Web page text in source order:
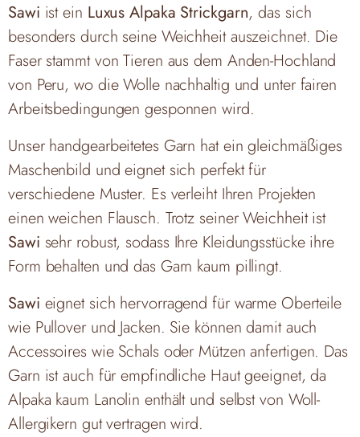
Sawi ist ein Luxus Alpaka Strickgarn, das sich
besonders durch seine Weichheit auszeichnet. Die
Faser stammt von Tieren aus dem Anden-Hochland
von Peru, wo die Wolle nachhaltig und unter fairen
Arbeitsbedingungen gesponnen wird.
Unser handgearbeitetes Garn hat ein gleichmäßiges
Maschenbild und eignet sich perfekt für
verschiedene Muster. Es verleiht Ihren Projekten
einen weichen Flausch. Trotz seiner Weichheit ist
Sawi sehr robust, sodass Ihre Kleidungsstücke ihre
Form behalten und das Garn kaum pillingt.
Sawi eignet sich hervorragend für warme Oberteile
wie Pullover und Jacken. Sie können damit auch
Accessoires wie Schals oder Mützen anfertigen. Das
Garn ist auch für empfindliche Haut geeignet, da
Alpaka kaum Lanolin enthält und selbst von Woll-
Allergikern gut vertragen wird.